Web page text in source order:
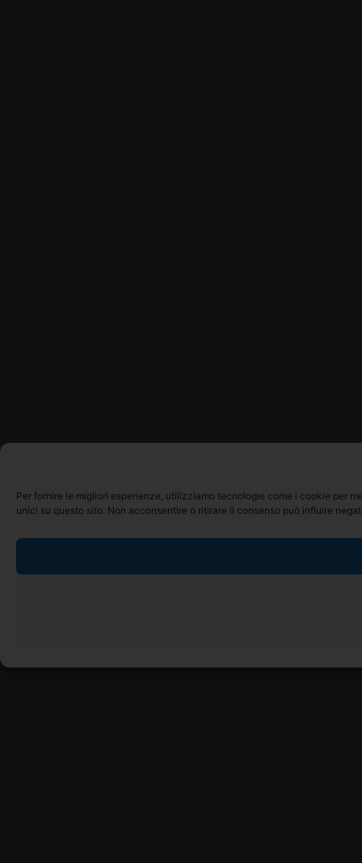
Per fornire le migliori esperienze, utilizziamo tecnologie come i cookie per
unici su questo sito. Non acconsentire o ritirare il consenso può influire